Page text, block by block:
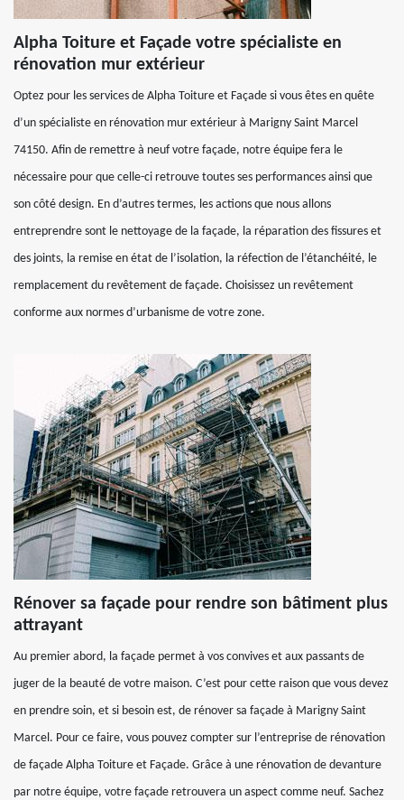
Alpha Toiture et Façade votre spécialiste en
rénovation mur extérieur
Optez pour les services de Alpha Toiture et Façade si vous êtes en quête
d’un spécialiste en rénovation mur extérieur à Marigny Saint Marcel
74150. Afin de remettre à neuf votre façade, notre équipe fera le
nécessaire pour que celle-ci retrouve toutes ses performances ainsi que
son côté design. En d’autres termes, les actions que nous allons
entreprendre sont le nettoyage de la façade, la réparation des fissures et
des joints, la remise en état de l’isolation, la réfection de l’étanchéité, le
remplacement du revêtement de façade. Choisissez un revêtement
conforme aux normes d’urbanisme de votre zone.
Rénover sa façade pour rendre son bâtiment plus
attrayant
Au premier abord, la façade permet à vos convives et aux passants de
juger de la beauté de votre maison. C’est pour cette raison que vous devez
en prendre soin, et si besoin est, de rénover sa façade à Marigny Saint
Marcel. Pour ce faire, vous pouvez compter sur l’entreprise de rénovation
de façade Alpha Toiture et Façade. Grâce à une rénovation de devanture
par notre équipe, votre façade retrouvera un aspect comme neuf. Sachez